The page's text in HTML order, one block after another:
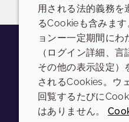
Youtube
会社
用される法的義務を
るCookieも含みま
ョンー一定期間に
（ログイン詳細、言
その他の表示設定）
されるCookies。ウ
回覧するたびに
はありません。